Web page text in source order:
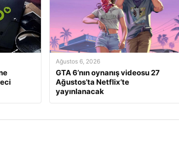
Ağustos 6, 2026
GTA 6’nın oynanış videosu 27
Ağustos’ta Netflix’te
yayınlanacak